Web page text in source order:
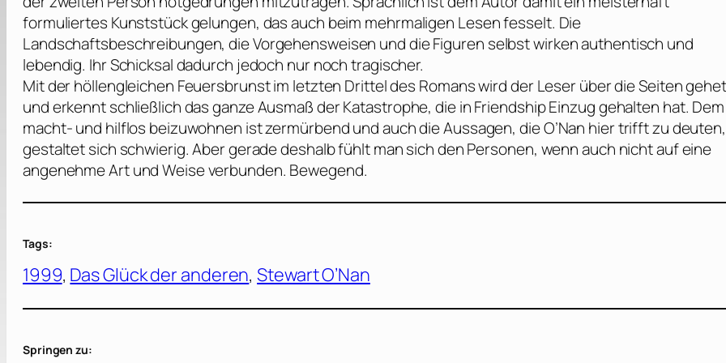
formuliertes Kunststück gelungen, das auch beim mehrmaligen Lesen fesselt. Die
Landschaftsbeschreibungen, die Vorgehensweisen und die Figuren selbst wirken authentisch und
lebendig. Ihr Schicksal dadurch jedoch nur noch tragischer.
Mit der höllengleichen Feuersbrunst im letzten Drittel des Romans wird der Leser über die Seiten
und erkennt schließlich das ganze Ausmaß der Katastrophe, die in Friendship Einzug gehalten hat. Dem
macht- und hilflos beizuwohnen ist zermürbend und auch die Aussagen, dieO’Nan hier trifft zu deuten,
gestaltet sich schwierig. Aber gerade deshalb fühlt man sich den Personen, wenn auch nicht auf eine
angenehme Art und Weise verbunden. Bewegend.
Tags:
1999, Das Glück der anderen, Stewart O’Nan
Springen zu: